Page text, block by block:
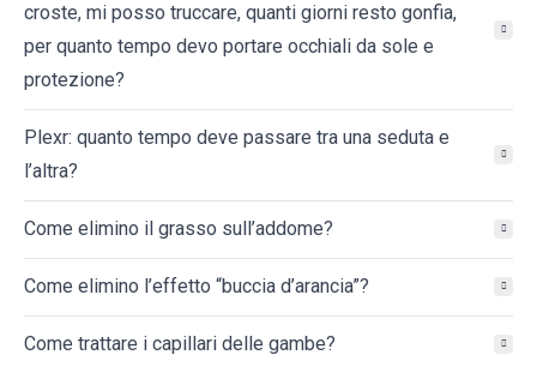
croste, mi posso truccare, quanti giorni resto gonfia,
per quanto tempo devo portare occhiali da sole e
protezione?
Plexr: quanto tempo deve passare tra una seduta e
l’altra?
Come elimino il grasso sull’addome?
Come elimino l’effetto “buccia d’arancia”?
Come trattare i capillari delle gambe?